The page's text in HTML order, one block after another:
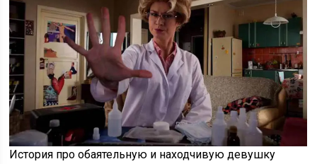
История про обаятельную и находчивую девушку